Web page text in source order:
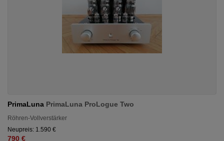
PrimaLuna PrimaLuna ProLogue Two
Röhren-Vollverstärker
Neupreis: 1.590 €
790 €